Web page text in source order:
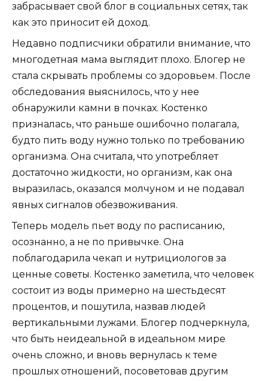
забрасывает свой блог в социальных сетях, так
как это приносит ей доход.
Недавно подписчики обратили внимание, что
многодетная мама выглядит плохо. Блогер не
стала скрывать проблемы со здоровьем. После
обследования выяснилось, что у нее
обнаружили камни в почках. Костенко
призналась, что раньше ошибочно полагала,
будто пить воду нужно только по требованию
организма. Она считала, что употребляет
достаточно жидкости, но организм, как она
выразилась, оказался молчуном и не подавал
явных сигналов обезвоживания.
Теперь модель пьет воду по расписанию,
осознанно, а не по привычке. Она
поблагодарила чекап и нутрициологов за
ценные советы. Костенко заметила, что человек
состоит из воды примерно на шестьдесят
процентов, и пошутила, назвав людей
вертикальными лужами. Блогер подчеркнула,
что быть неидеальной в идеальном мире
очень сложно, и вновь вернулась к теме
прошлых отношений, посоветовав другим